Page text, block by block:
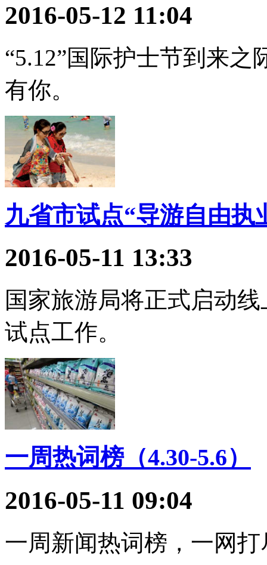
2016-05-12 11:04
“5.12”国际护士节到来
有你。
九省市试点“导游自由执
2016-05-11 13:33
国家旅游局将正式启动
试点工作。
一周热词榜（4.30-5.6）
2016-05-11 09:04
一周新闻热词榜，一网打